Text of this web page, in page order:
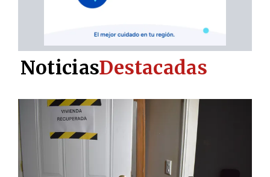
NoticiasDestacadas